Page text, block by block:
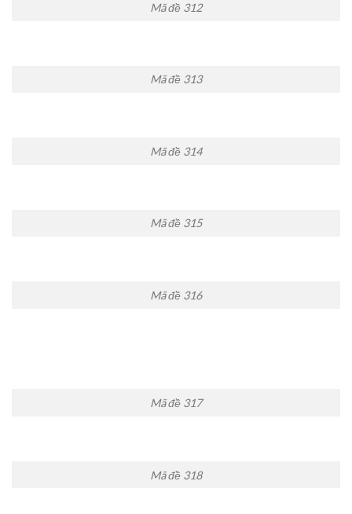
Mã đề 312
Mã đề 313
Mã đề 314
Mã đề 315
Mã đề 316
Mã đề 317
Mã đề 318